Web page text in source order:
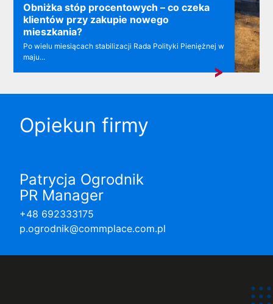
Obniżka stóp procentowych – co czeka
klientów przy zakupie nowego
mieszkania?
Po wielu miesiącach stabilizacji Rada Polityki Pieniężnej w
maju...
Opiekun firmy
Patrycja Ogrodnik
PR Manager
+48 692333175
p.ogrodnik@commplace.com.pl